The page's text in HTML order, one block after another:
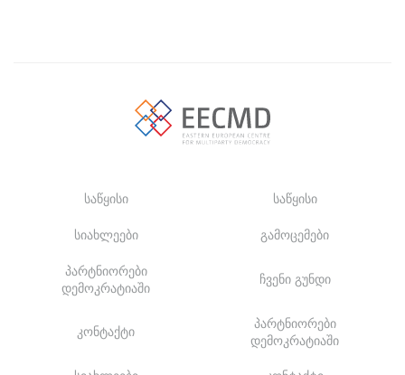
საწყისი საწყისი
სიახლეები გამოცემები
პარტნიორები
დემოკრატიაში
ჩვენი გუნდი
კონტაქტი
პარტნიორები
დემოკრატიაში